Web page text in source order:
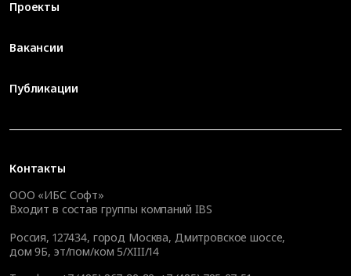
Контакты
ООО «ИБС Софт»
Входит в состав группы компаний IBS
Россия, 127434, город Москва, Дмитровское шоссе,
дом 9Б, эт/пом/ком 5/XIII/14
Проекты
Вакансии
Публикации